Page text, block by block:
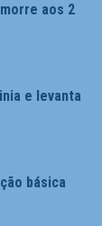
aos 2
e levanta
básica